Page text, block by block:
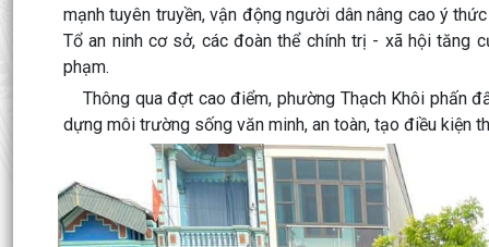
mạnh tuyên truyền, vận động người dân nâng cao ý
Tổ an ninh cơ sở, các đoàn thể chính trị - xã hội tăng
phạm.
Thông qua đợt cao điểm, phường Thạch Khôi phấn
dựng môi trường sống văn minh, an toàn, tạo điều kiện